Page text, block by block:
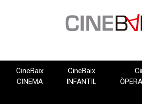
CineBaix
CINEMA
CineBaix
INFANTIL